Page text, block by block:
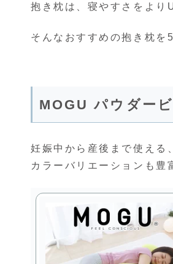
抱き枕は、寝やすさをより
そんなおすすめの抱き枕を
MOGU パウダー
妊娠中から産後まで使える
カラーバリエーションも豊